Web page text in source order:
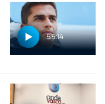
55:14